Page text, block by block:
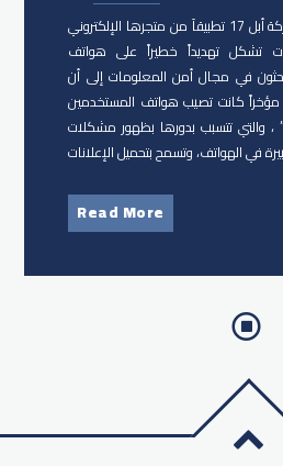
حذفت شركة أبل 17 تطبيقاَ من متجرها الإلكتروني App Store بعد
تشكل تهديداً خطيراً على هواتف
في مجال أمن المعلومات إلى أن
مؤخراً كانت تصيب هواتف المستخدمين
، والتي تتسبب بدورها بظهور مشكلات
Read More